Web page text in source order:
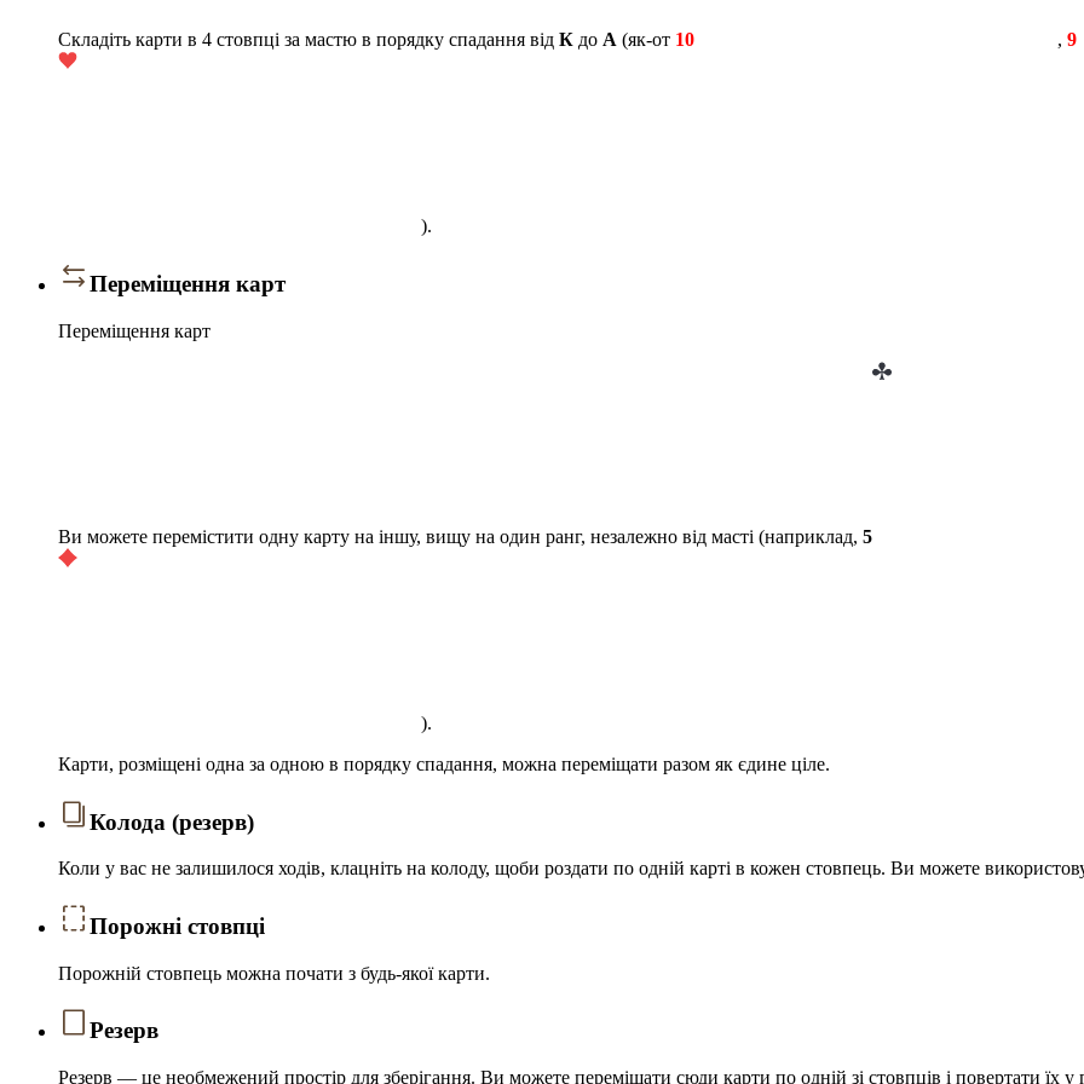
Складіть карти в 4 стовпці за мастю в порядку спадання від К до А (як-от 10 , 9
).
Переміщення карт
Переміщення карт
Ви можете перемістити одну карту на іншу, вищу на один ранг, незалежно від масті (наприклад, 5
).
Карти, розміщені одна за одною в порядку спадання, можна переміщати разом як єдине ціле.
Колода (резерв)
Коли у вас не залишилося ходів, клацніть на колоду, щоби роздати по одній карті в кожен стовпець. Ви можете
Порожні стовпці
Порожній стовпець можна почати з будь-якої карти.
Резерв
Резерв — це необмежений простір для зберігання. Ви можете переміщати сюди карти по одній зі стовпців і повертати їх у